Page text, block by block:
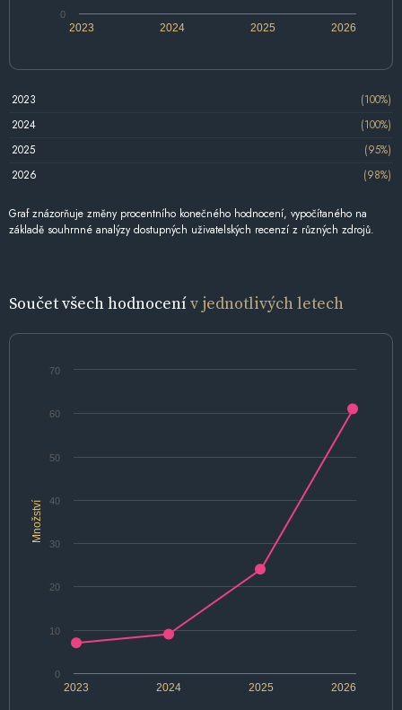
2024 2026
2023 2025
0
2023
(100%)
2024
(100%)
2025
(95%)
2026
(98%)
Graf znázorňuje změny procentního konečného hodnocení, vypočítaného na
základě souhrnné analýzy dostupných uživatelských recenzí z různých zdrojů.
Součet všech hodnocenív jednotlivých letech
Množství
2024 2026
2023 2025
0
10
20
30
40
50
60
70